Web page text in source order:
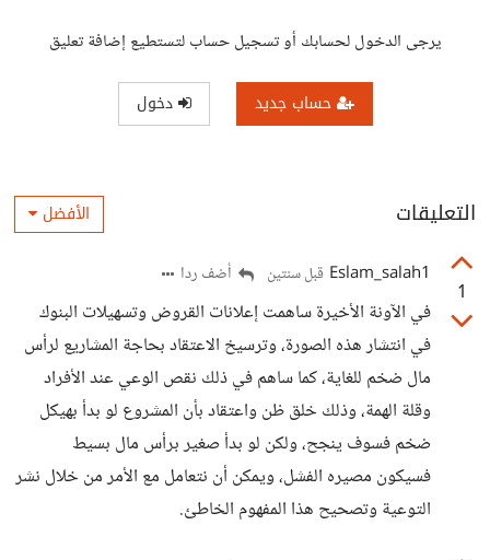
يرجى الدخول لحسابك أو تسجيل حساب لتستطيع إضافة تعليق
حساب جديد دخول
التعليقات الأفضل
1
Eslam_salah1 قبل سنتين أضف ردا
في الآونة الأخيرة ساهمت إعلانات القروض وتسهيلات البنوك
في انتشار هذه الصورة، وترسيخ الاعتقاد بحاجة المشاريع لرأس
مال ضخم للغاية، كما ساهم في ذلك نقص الوعي عند الأفراد
وقلة الهمة، وذلك خلق ظن واعتقاد بأن المشروع لو بدأ بهيكل
ضخم فسوف ينجح، ولكن لو بدأ صغير برأس مال بسيط
فسيكون مصيره الفشل، ويمكن أن نتعامل مع الأمر من خلال نشر
التوعية وتصحيح هذا المفهوم الخاطئ.